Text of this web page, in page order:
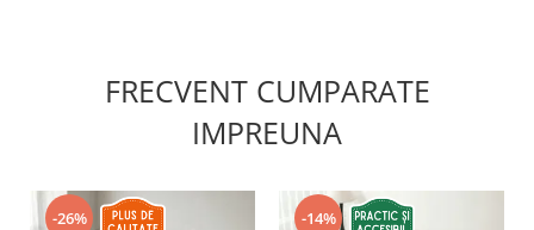
FRECVENT CUMPARATE
IMPREUNA
-26% -14%